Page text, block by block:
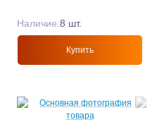
Наличие:8 шт.
Купить